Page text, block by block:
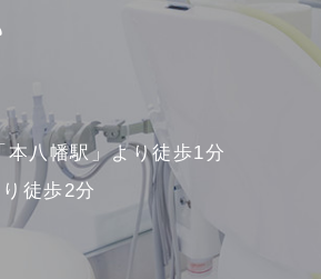
八幡駅」より徒歩1分
徒歩2分